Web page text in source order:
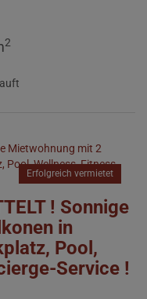
2
Erfolgreich vermietet
! Sonnige
in
Pool,
Service !